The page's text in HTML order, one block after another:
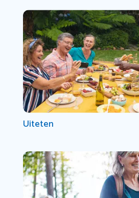
Uiteten